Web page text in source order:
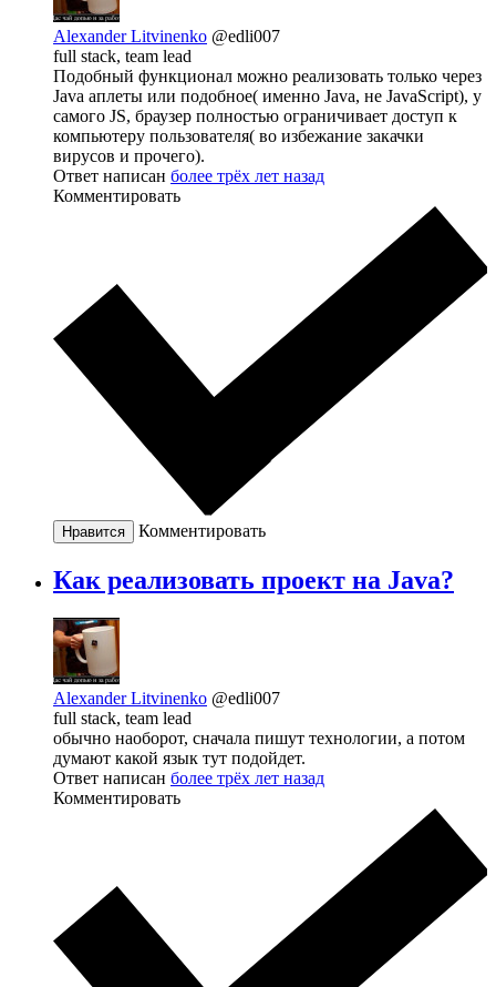
Alexander Litvinenko @edli007
full stack, team lead
Подобный функционал можно реализовать только через
Java аплеты или подобное( именно Java, не JavaScript), у
самого JS, браузер полностью ограничивает доступ к
компьютеру пользователя( во избежание закачки
вирусов и прочего).
Ответ написан более трёх лет назад
Комментировать
Нравится Комментировать
Как реализовать проект на Java?
Alexander Litvinenko @edli007
full stack, team lead
обычно наоборот, сначала пишут технологии, а потом
думают какой язык тут подойдет.
Ответ написан более трёх лет назад
Комментировать